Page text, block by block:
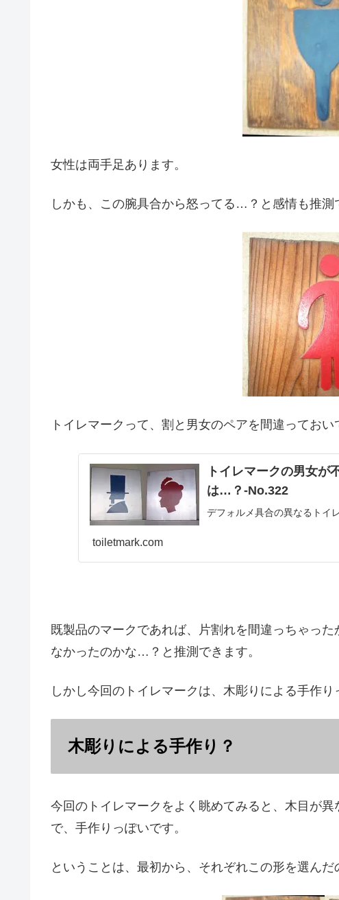
女性は両手足あります。
しかも、この腕具合から怒ってる…？と感情も推測
トイレマークって、割と男女のペアを間違っておい
トイレマークの男女が
は…？‐No.322
デフォルメ具合の異なるトイ
toiletmark.com
既製品のマークであれば、片割れを間違っちゃっ
なかったのかな…？と推測できます。
しかし今回のトイレマークは、木彫りによる手作り
木彫りによる手作り？
今回のトイレマークをよく眺めてみると、木目が
で、手作りっぽいです。
ということは、最初から、それぞれこの形を選ん